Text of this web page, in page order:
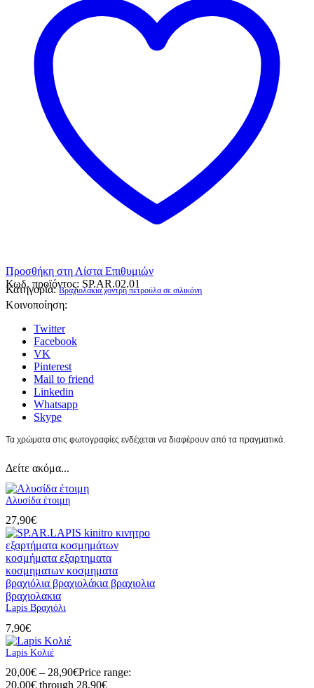
Προσθήκη στη Λίστα Επιθυμιών
Κωδ. προϊόντος: SP.AR.02.01
Κατηγορία:Βραχιολάκια χοντρή πετρούλα σε σιλικόνη
Κοινοποίηση:
Twitter
Facebook
VK
Pinterest
Mail to friend
Linkedin
Whatsapp
Skype
Τα χρώματα στις φωτογραφίες ενδέχεται να διαφέρουν από τα πραγματικά.
Δείτε ακόμα...
Αλυσίδα έτοιμη
27,90€
Lapis Βραχιόλι
7,90€
Lapis Κολιέ
20,00€ – 28,90€Price range:
20,00€ through 28,90€